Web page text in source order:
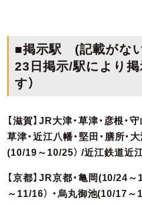
■掲示駅 (記載がな
23日掲示/駅により掲
す）
【滋賀】JR大津・草津・彦根・
草津・近江八幡・堅田・膳所・
(10/19～10/25） /近江鉄道近
【京都】JR京都・亀岡(10/24
～11/16） ・烏丸御池(10/17